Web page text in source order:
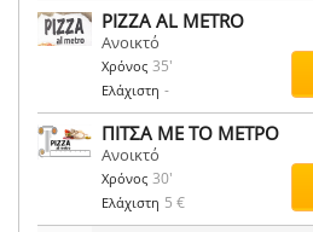
PIZZA AL METRO
Ανοικτό
Χρόνος 35'
Ελάχιστη -
ΠΙΤΣΑ ΜΕ ΤΟ ΜΕΤΡΟ
Ανοικτό
Χρόνος 30'
Ελάχιστη 5 €